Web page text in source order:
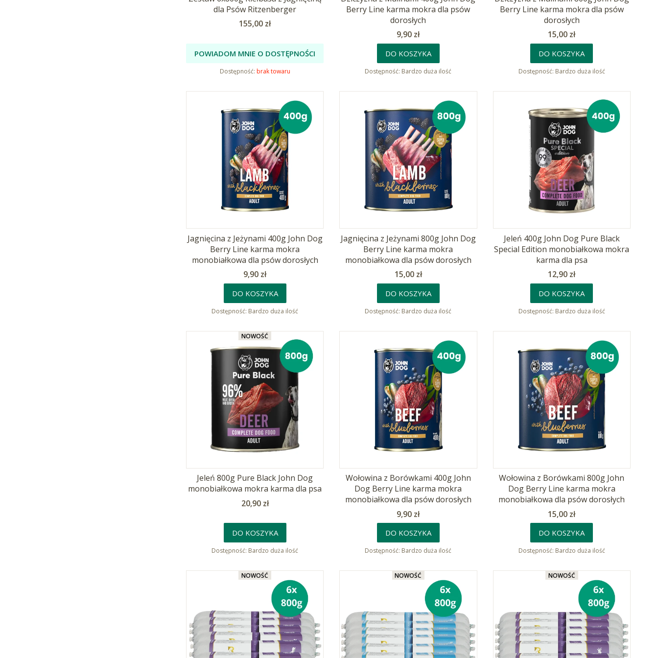
dla Psów Ritzenberger
Cena
155,00 zł
POWIADOM MNIE O DOSTĘPNOŚCI
Dostępność: brak towaru
Berry Line karma mokra dla psów
dorosłych
Cena
9,90 zł
DO KOSZYKA
Dostępność: Bardzo duża ilość
Berry Line karma mokra dla psów
dorosłych
Cena
15,00 zł
DO KOSZYKA
Dostępność: Bardzo duża ilość
Jagnięcina z Jeżynami 400g John Dog
Berry Line karma mokra
monobiałkowa dla psów dorosłych
Cena
9,90 zł
DO KOSZYKA
Dostępność: Bardzo duża ilość
Jagnięcina z Jeżynami 800g John Dog
Berry Line karma mokra
monobiałkowa dla psów dorosłych
Cena
15,00 zł
DO KOSZYKA
Dostępność: Bardzo duża ilość
Jeleń 400g John Dog Pure Black
Special Edition monobiałkowa mokra
karma dla psa
Cena
12,90 zł
DO KOSZYKA
Dostępność: Bardzo duża ilość
NOWOŚĆ
Jeleń 800g Pure Black John Dog
monobiałkowa mokra karma dla psa
Cena
20,90 zł
DO KOSZYKA
Dostępność: Bardzo duża ilość
Wołowina z Borówkami 400g John
Dog Berry Line karma mokra
monobiałkowa dla psów dorosłych
Cena
9,90 zł
DO KOSZYKA
Dostępność: Bardzo duża ilość
Wołowina z Borówkami 800g John
Dog Berry Line karma mokra
monobiałkowa dla psów dorosłych
Cena
15,00 zł
DO KOSZYKA
Dostępność: Bardzo duża ilość
NOWOŚĆ NOWOŚĆ NOWOŚĆ